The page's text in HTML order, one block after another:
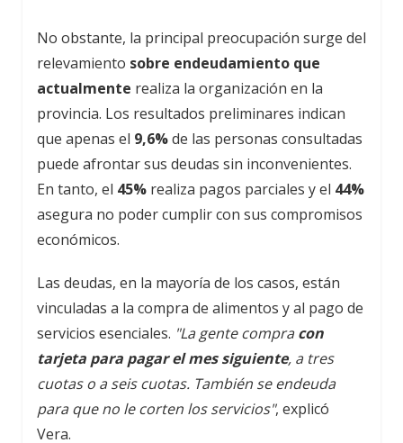
No obstante, la principal preocupación surge del
relevamiento sobre endeudamiento que
actualmente realiza la organización en la
provincia. Los resultados preliminares indican
que apenas el 9,6%de las personas consultadas
puede afrontar sus deudas sin inconvenientes.
En tanto, el 45% realiza pagos parciales y el 44%
asegura no poder cumplir con sus compromisos
económicos.
Las deudas, en la mayoría de los casos, están
vinculadas a la compra de alimentos y al pago de
servicios esenciales. "La gente compracon
tarjeta para pagar el mes siguiente, a tres
cuotas o a seis cuotas. También se endeuda
para que no le corten los servicios", explicó
Vera.